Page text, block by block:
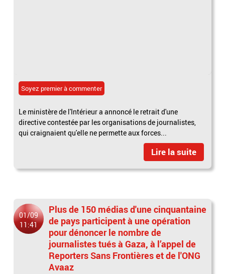
Soyez premier à commenter
Le ministère de l'Intérieur a annoncé le retrait d'une
directive contestée par les organisations de journalistes,
qui craignaient qu'elle ne permette aux forces...
Lire la suite
01/09
11:41
Plus de 150 médias d'une cinquantaine
de pays participent à une opération
pour dénoncer le nombre de
journalistes tués à Gaza, à l’appel de
Reporters Sans Frontières et de l'ONG
Avaaz